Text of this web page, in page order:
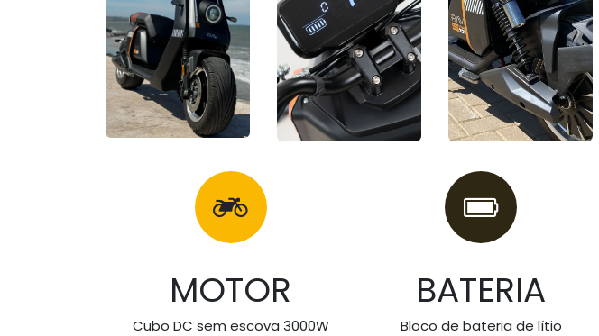
MOTOR
Cubo DC sem escova 3000W
BATERIA
Bloco de bateria de lítio